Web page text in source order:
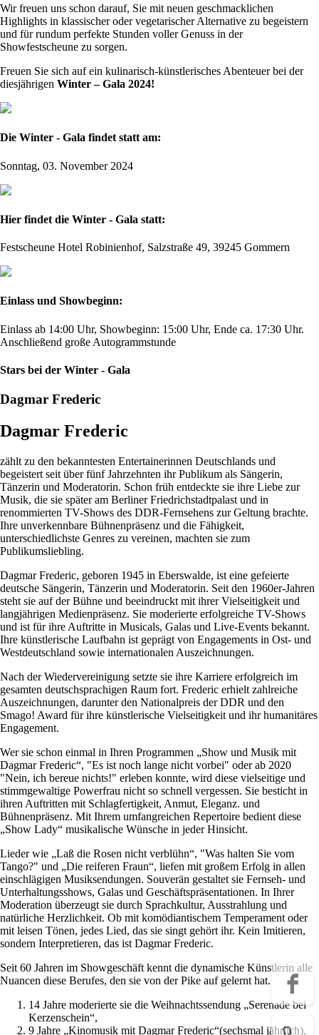
Wir freuen uns schon darauf, Sie mit neuen geschmacklichen
Highlights in klassischer oder vegetarischer Alternative zu begeistern
und für rundum perfekte Stunden voller Genuss in der
Showfestscheune zu sorgen.
Freuen Sie sich auf ein kulinarisch-künstlerisches Abenteuer bei der
diesjährigen Winter – Gala 2024!
Die Winter - Gala findet statt am:
Sonntag, 03. November 2024
Hier findet die Winter - Gala statt:
Festscheune Hotel Robinienhof, Salzstraße 49, 39245 Gommern
Einlass und Showbeginn:
Einlass ab 14:00 Uhr, Showbeginn: 15:00 Uhr, Ende ca. 17:30 Uhr.
Anschließend große Autogrammstunde
Stars bei der Winter - Gala
Dagmar Frederic
Dagmar Frederic
zählt zu den bekanntesten Entertainerinnen Deutschlands und
begeistert seit über fünf Jahrzehnten ihr Publikum als Sängerin,
Tänzerin und Moderatorin. Schon früh entdeckte sie ihre Liebe zur
Musik, die sie später am Berliner Friedrichstadtpalast und in
renommierten TV-Shows des DDR-Fernsehens zur Geltung brachte.
Ihre unverkennbare Bühnenpräsenz und die Fähigkeit,
unterschiedlichste Genres zu vereinen, machten sie zum
Publikumsliebling.
Dagmar Frederic, geboren 1945 in Eberswalde, ist eine gefeierte
deutsche Sängerin, Tänzerin und Moderatorin. Seit den 1960er-Jahren
steht sie auf der Bühne und beeindruckt mit ihrer Vielseitigkeit und
langjährigen Medienpräsenz. Sie moderierte erfolgreiche TV-Shows
und ist für ihre Auftritte in Musicals, Galas und Live-Events bekannt.
Ihre künstlerische Laufbahn ist geprägt von Engagements in Ost- und
Westdeutschland sowie internationalen Auszeichnungen.
Nach der Wiedervereinigung setzte sie ihre Karriere erfolgreich im
gesamten deutschsprachigen Raum fort. Frederic erhielt zahlreiche
Auszeichnungen, darunter den Nationalpreis der DDR und den
Smago! Award für ihre künstlerische Vielseitigkeit und ihr humanitäres
Engagement.
Wer sie schon einmal in Ihren Programmen „Show und Musik mit
Dagmar Frederic“, "Es ist noch lange nicht vorbei" oder ab 2020
"Nein, ich bereue nichts!" erleben konnte, wird diese vielseitige und
stimmgewaltige Powerfrau nicht so schnell vergessen. Sie besticht in
ihren Auftritten mit Schlagfertigkeit, Anmut, Eleganz. und
Bühnenpräsenz. Mit Ihrem umfangreichen Repertoire bedient diese
„Show Lady“ musikalische Wünsche in jeder Hinsicht.
Lieder wie „Laß die Rosen nicht verblühn“, "Was halten Sie vom
Tango?" und „Die reiferen Fraun“, liefen mit großem Erfolg in allen
einschlägigen Musiksendungen. Souverän gestaltet sie Fernseh- und
Unterhaltungsshows, Galas und Geschäftspräsentationen. In Ihrer
Moderation überzeugt sie durch Sprachkultur, Ausstrahlung und
natürliche Herzlichkeit. Ob mit komödiantischem Temperament oder
mit leisen Tönen, jedes Lied, das sie singt gehört ihr. Kein Imitieren,
sondern Interpretieren, das ist Dagmar Frederic.
Seit 60 Jahren im Showgeschäft kennt die dynamische Künstlerin alle
Nuancen diese Berufes, den sie von der Pike auf gelernt hat.
14 Jahre moderierte sie die Weihnachtssendung „Serenade bei
Kerzenschein“,
9 Jahre „Kinomusik mit Dagmar Frederic“(sechsmal jährlich),